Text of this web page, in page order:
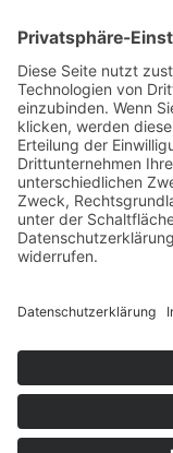
erzeugen. Ein
bedrohlich. Die
sind dagegen viel
Was ist Ihr bester
»Hören Sie zu,
das "Ich-" und das
unsere eigenen
Ohr hingegen
versucht, Motive,
»Es ist klar, kurz